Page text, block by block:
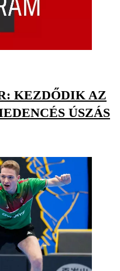
KEZDŐDIK AZ
ÚSZÁS